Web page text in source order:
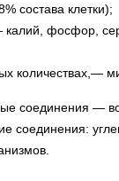
состава клетки);
фосфор,
количествах,—
соединения —
соединения: